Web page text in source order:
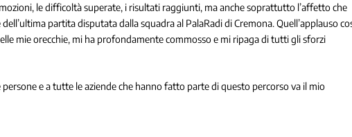
le difficoltà superate, i risultati raggiunti, ma anche soprattutto l’affetto che
partita disputata dalla squadra al PalaRadi di Cremona. Quell’applauso
mie orecchie, mi ha profondamente commosso e mi ripaga di tutti gli sforzi
e a tutte le aziende che hanno fatto parte di questo percorso va il mio